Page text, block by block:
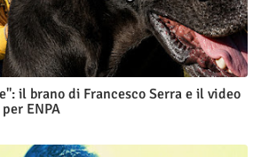
il brano di Francesco Serra e il video
ENPA